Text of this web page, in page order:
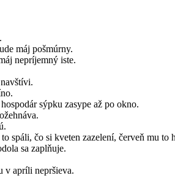
máj pošmúrny.
nepríjemný iste.
sýpku zasype až po okno.
spáli, čo si kveten zazelení, červeň mu to
sa zaplňuje.
v apríli nepršieva.